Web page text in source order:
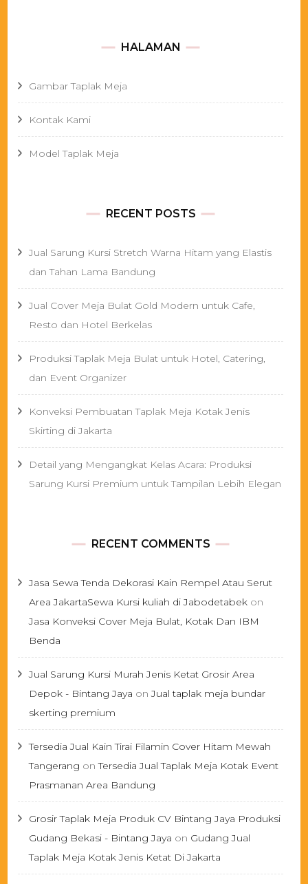
HALAMAN
Gambar Taplak Meja
Kontak Kami
Model Taplak Meja
RECENT POSTS
Jual Sarung Kursi Stretch Warna Hitam yang Elastis
dan Tahan Lama Bandung
Jual Cover Meja Bulat Gold Modern untuk Cafe,
Resto dan Hotel Berkelas
Produksi Taplak Meja Bulat untuk Hotel, Catering,
dan Event Organizer
Konveksi Pembuatan Taplak Meja Kotak Jenis
Skirting di Jakarta
Detail yang Mengangkat Kelas Acara: Produksi
Sarung Kursi Premium untuk Tampilan Lebih Elegan
RECENT COMMENTS
Jasa Sewa Tenda Dekorasi Kain Rempel Atau Serut
Area JakartaSewa Kursi kuliah di Jabodetabek on
Jasa Konveksi Cover Meja Bulat, Kotak Dan IBM
Benda
Jual Sarung Kursi Murah Jenis Ketat Grosir Area
Depok - Bintang Jaya onJual taplak meja bundar
skerting premium
Tersedia Jual Kain Tirai Filamin Cover Hitam Mewah
Tangerang onTersedia Jual Taplak Meja Kotak Event
Prasmanan Area Bandung
Grosir Taplak Meja Produk CV Bintang Jaya Produksi
Gudang Bekasi - Bintang Jaya on Gudang Jual
Taplak Meja Kotak Jenis Ketat Di Jakarta